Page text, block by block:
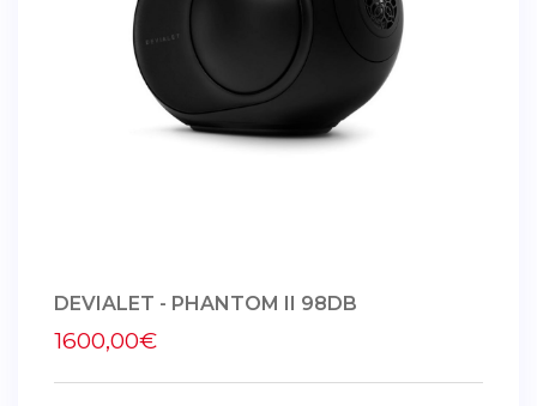
DEVIALET - PHANTOM II 98DB
1600,00€